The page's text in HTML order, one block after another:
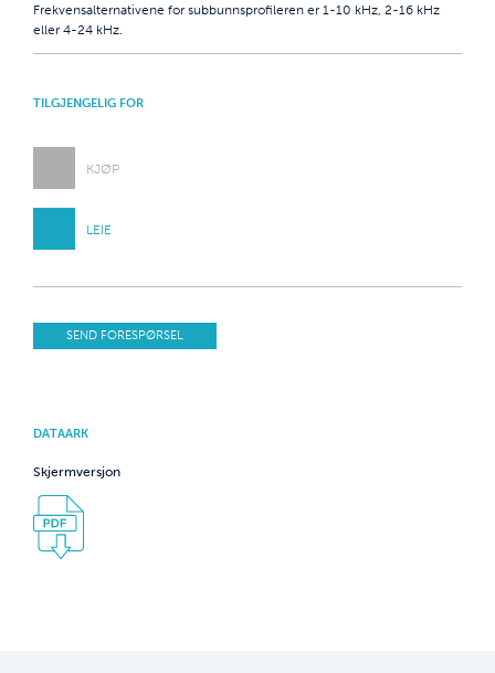
Frekvensalternativene for subbunnsprofileren er 1-10 kHz, 2-16 kHz
eller 4-24 kHz.
TILGJENGELIG FOR
KJØP
LEIE
SEND FORESPØRSEL
DATAARK
Skjermversjon